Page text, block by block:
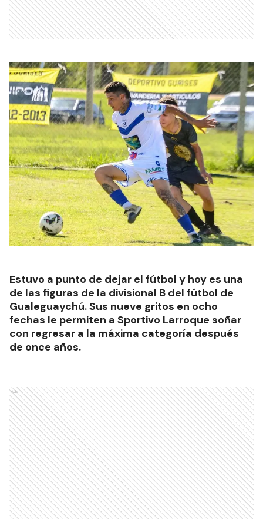
Estuvo a punto de dejar el fútbol y hoy es una
de las figuras de la divisional B del fútbol de
Gualeguaychú. Sus nueve gritos en ocho
fechas le permiten a Sportivo Larroque soñar
con regresar a la máxima categoría después
de once años.
Ads